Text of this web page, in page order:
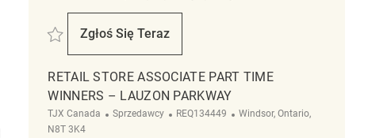
Zapisać Retail Store Associate Part Time Winners – Walker square
Zgłoś Się Teraz
Retail Store Associate Part Time Winners –
RETAIL STORE ASSOCIATE PART TIME
WINNERS – LAUZON PARKWAY
TJX Canada Kategoria
Sprzedawcy ReqId
REQ134449 Lokalizacja
Windsor, Ontario,
N8T 3K4